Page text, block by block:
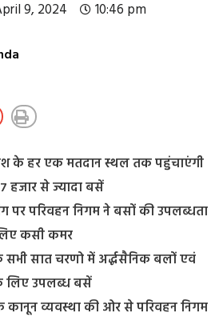
9, 2024 10:46 pm
के हर एक मतदान स्थल तक पहुंचाएंगी
हजार से ज्यादा बसें
पर परिवहन निगम ने बसों की उपलब्धता
कसी कमर
सात चरणो में अर्द्धसैनिक बलों एवं
लिए उपलब्ध बसें
कानून व्यवस्था की ओर से परिवहन निगम